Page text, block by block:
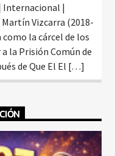
Internacional |
Vizcarra (2018-
la cárcel de los
la Prisión Común de
de Que El El […]